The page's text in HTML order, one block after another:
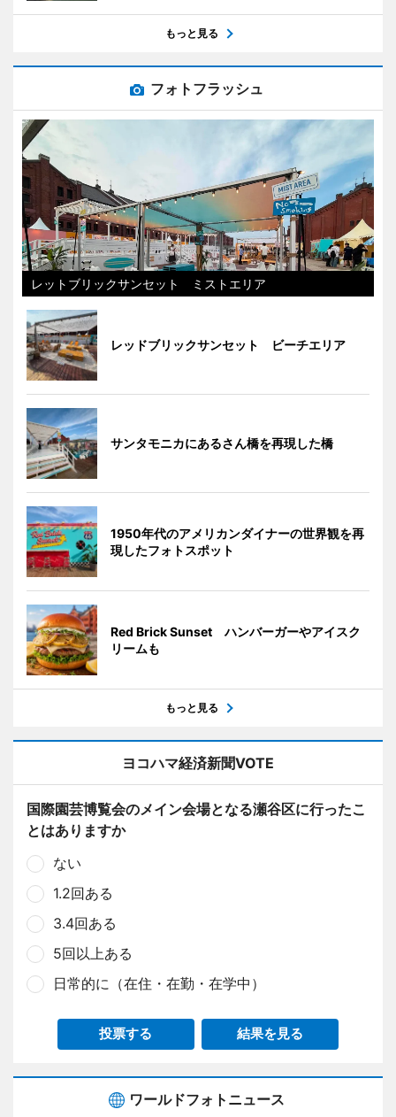
もっと見る
フォトフラッシュ
レットブリックサンセット ミストエリア
レッドブリックサンセット ビーチエリア
サンタモニカにあるさん橋を再現した橋
1950年代のアメリカンダイナーの世界観を再
現したフォトスポット
Red Brick Sunset ハンバーガーやアイスク
リームも
もっと見る
ヨコハマ経済新聞VOTE
国際園芸博覧会のメイン会場となる瀬谷区に行ったこ
とはありますか
ない
1.2回ある
3.4回ある
5回以上ある
日常的に（在住・在勤・在学中）
投票する 結果を見る
ワールドフォトニュース